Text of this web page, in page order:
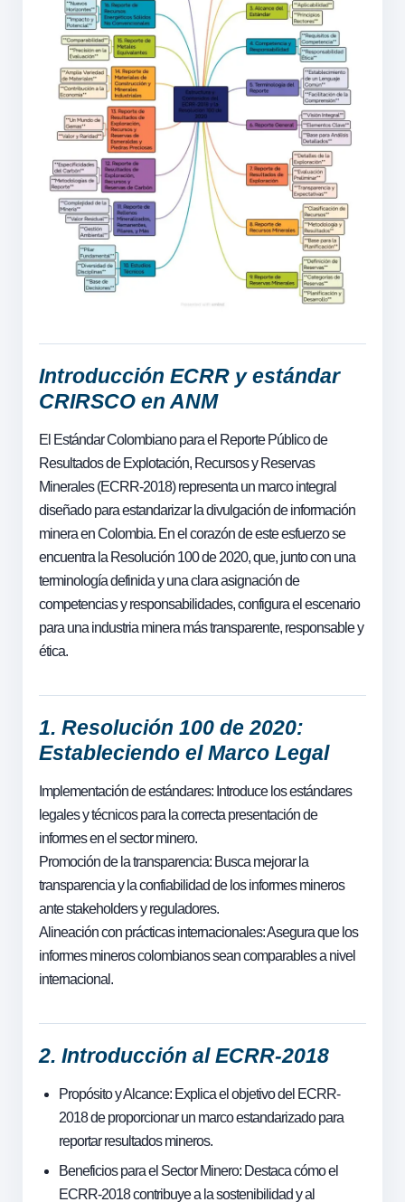
Introducción ECRR y estándar
CRIRSCO en ANM
El Estándar Colombiano para el Reporte Público de
Resultados de Explotación, Recursos y Reservas
Minerales (ECRR-2018) representa un marco integral
diseñado para estandarizar la divulgación de información
minera en Colombia. En el corazón de este esfuerzo se
encuentra la Resolución 100 de 2020, que, junto con una
terminología definida y una clara asignación de
competencias y responsabilidades, configura el escenario
para una industria minera más transparente, responsable y
ética.
1. Resolución 100 de 2020:
Estableciendo el Marco Legal
Implementación de estándares: Introduce los estándares
legales y técnicos para la correcta presentación de
informes en el sector minero.
Promoción de la transparencia: Busca mejorar la
transparencia y la confiabilidad de los informes mineros
ante stakeholders y reguladores.
Alineación con prácticas internacionales: Asegura que los
informes mineros colombianos sean comparables a nivel
internacional.
2. Introducción al ECRR-2018
Propósito y Alcance: Explica el objetivo del ECRR-
2018 de proporcionar un marco estandarizado para
reportar resultados mineros.
Beneficios para el Sector Minero: Destaca cómo el
ECRR-2018 contribuye a la sostenibilidad y al